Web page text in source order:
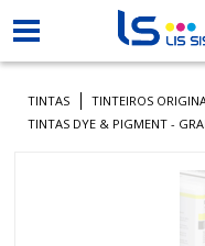
TINTAS
TINTEIROS
TINTAS DYE & PIGMENT -